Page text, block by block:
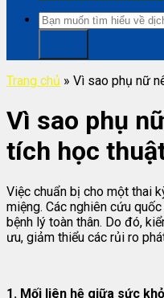
Trang chủ » Vì sao phụ nữ
Vì sao phụ
tích học
Việc chuẩn bị cho một thai
miệng. Các nghiên cứu
bệnh lý toàn thân. Do đó,
ưu, giảm thiểu các rủi ro
1. Mối liên hệ giữa sức